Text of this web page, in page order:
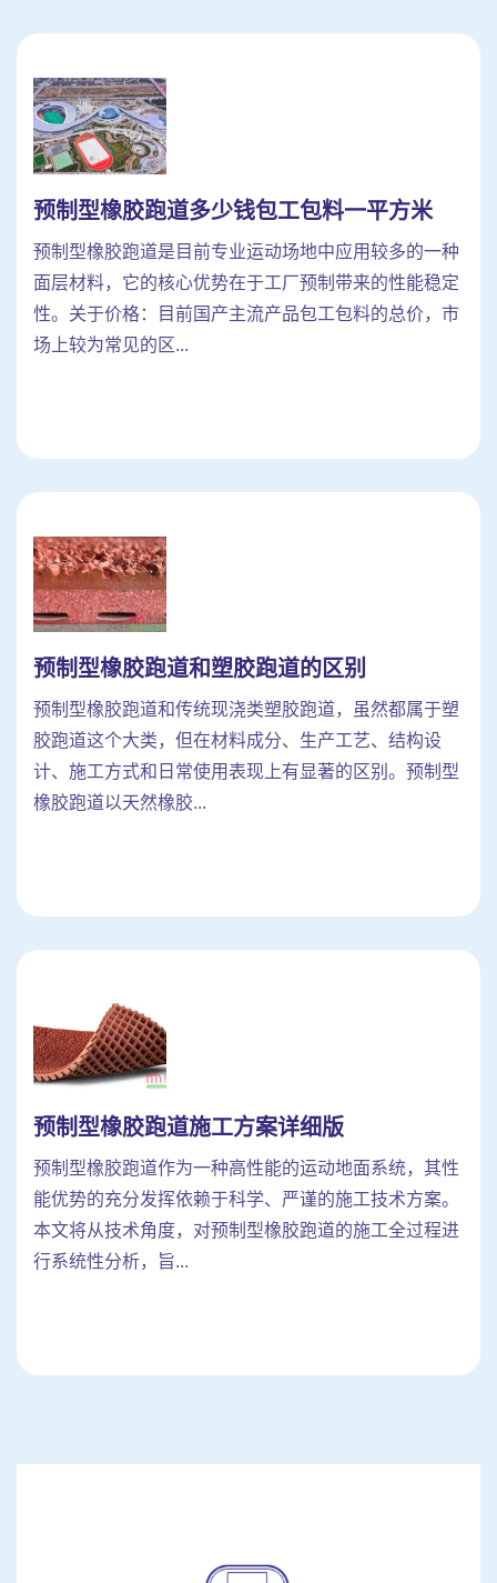
预制型橡胶跑道多少钱包工包料一平方米
预制型橡胶跑道是目前专业运动场地中应用较多的一种
面层材料，它的核心优势在于工厂预制带来的性能稳定
性。关于价格：目前国产主流产品包工包料的总价，市
场上较为常见的区...
预制型橡胶跑道和塑胶跑道的区别
预制型橡胶跑道和传统现浇类塑胶跑道，虽然都属于塑
胶跑道这个大类，但在材料成分、生产工艺、结构设
计、施工方式和日常使用表现上有显著的区别。预制型
橡胶跑道以天然橡胶...
预制型橡胶跑道施工方案详细版
预制型橡胶跑道作为一种高性能的运动地面系统，其性
能优势的充分发挥依赖于科学、严谨的施工技术方案。
本文将从技术角度，对预制型橡胶跑道的施工全过程进
行系统性分析，旨...